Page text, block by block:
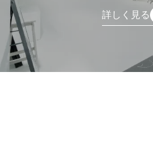
詳しく見る
詳しく見る